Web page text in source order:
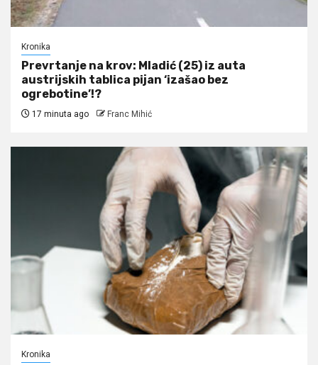
Kronika
Prevrtanje na krov: Mladić (25) iz auta
austrijskih tablica pijan ‘izašao bez
ogrebotine’!?
17 minuta ago Franc Mihić
Kronika